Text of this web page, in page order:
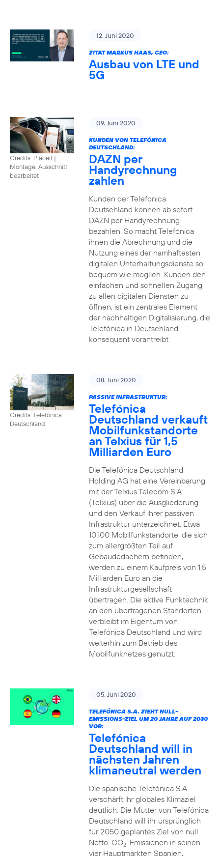
12. Juni 2020
ZITAT MARKUS HAAS, CEO:
Ausbau von LTE und
5G
Credits: Placeit |
Montage, Ausschnitt
bearbeitet
09. Juni 2020
KUNDEN VON TELEFÓNICA
DEUTSCHLAND:
DAZN per
Handyrechnung
zahlen
Kunden der Telefonica
Deutschland können ab sofort
DAZN per Handyrechnung
bezahlen. So macht Telefónica
ihnen die Abrechnung und die
Nutzung eines der namhaftesten
digitalen Unterhaltungsdienste so
bequem wie möglich. Kunden den
einfachen und schnellen Zugang
zu allen digitalen Diensten zu
öffnen, ist ein zentrales Element
der nachhaltigen Digitalisierung, die
Telefónica in Deutschland
konsequent vorantreibt.
Credits: Telefónica
Deutschland
08. Juni 2020
PASSIVE INFRASTRUKTUR:
Telefónica
Deutschland verkauft
Mobilfunkstandorte
an Telxius für 1,5
Milliarden Euro
Die Telefónica Deutschland
Holding AG hat eine Vereinbarung
mit der Telxius Telecom S.A.
(Telxius) über die Ausgliederung
und den Verkauf ihrer passiven
Infrastruktur unterzeichnet. Etwa
10.100 Mobilfunkstandorte, die sich
zum allergrößten Teil auf
Gebäudedächern befinden,
werden zu einem Kaufpreis von 1,5
Milliarden Euro an die
Infrastrukturgesellschaft
übertragen. Die aktive Funktechnik
an den übertragenen Standorten
verbleibt im Eigentum von
Telefónica Deutschland und wird
weiterhin zum Betrieb des
Mobilfunknetzes genutzt.
05. Juni 2020
TELEFÓNICA S.A. ZIEHT NULL-
EMISSIONS-ZIEL UM 20 JAHRE AUF 2030
VOR:
Telefónica
Deutschland will in
nächsten Jahren
klimaneutral werden
Die spanische Telefónica S.A.
verschärft ihr globales Klimaziel
deutlich. Die Mutter von Telefónica
Deutschland will ihr ursprünglich
für 2050 geplantes Ziel von null
Netto-CO2-Emissionen in seinen
vier Hauptmärkten Spanien,